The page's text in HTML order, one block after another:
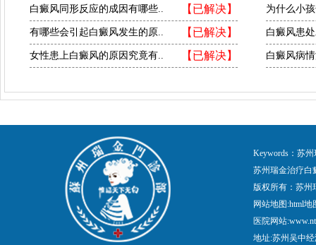
【已解决】
白癜风同形反应的成因有哪些..
【已解决】
有哪些会引起白癜风发生的原..
【已解决】
女性患上白癜风的原因究竟有..
为什么小
白癜风患
白癜风病
Keywords：苏
苏州瑞金治疗白
版权所有：苏
网站地图:html地
医院网站
地址:苏州吴中